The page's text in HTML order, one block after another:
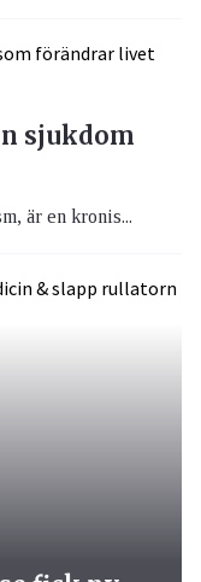
sjukdom
är en kronis...